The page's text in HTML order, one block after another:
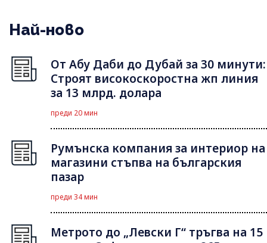
Най-ново
От Абу Даби до Дубай за 30 минути:
Строят високоскоростна жп линия
за 13 млрд. долара
преди 20 мин
Румънска компания за интериор на
магазини стъпва на българския
пазар
преди 34 мин
Метрото до „Левски Г“ тръгва на 15